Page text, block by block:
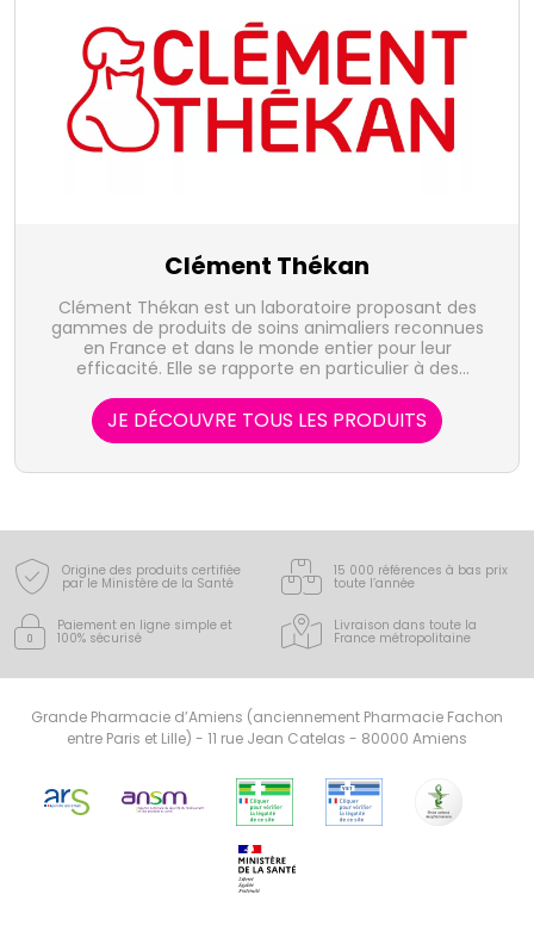
Clément Thékan
Clément Thékan est un laboratoire proposant des
gammes de produits de soins animaliers reconnues
en France et dans le monde entier pour leur
efficacité. Elle se rapporte en particulier à des
maladies bénignes ainsi que des soins capillaires et
cutanés pour animaux domestiques.
JE DÉCOUVRE TOUS LES PRODUITS
Origine des produits certifiée
par le Ministère de la Santé
15 000 références à bas prix
toute l’année
Paiement en ligne simple et
100% sécurisé
Livraison dans toute la
France métropolitaine
Grande Pharmacie d’Amiens (anciennement Pharmacie Fachon
entre Paris et Lille) - 11 rue Jean Catelas - 80000 Amiens